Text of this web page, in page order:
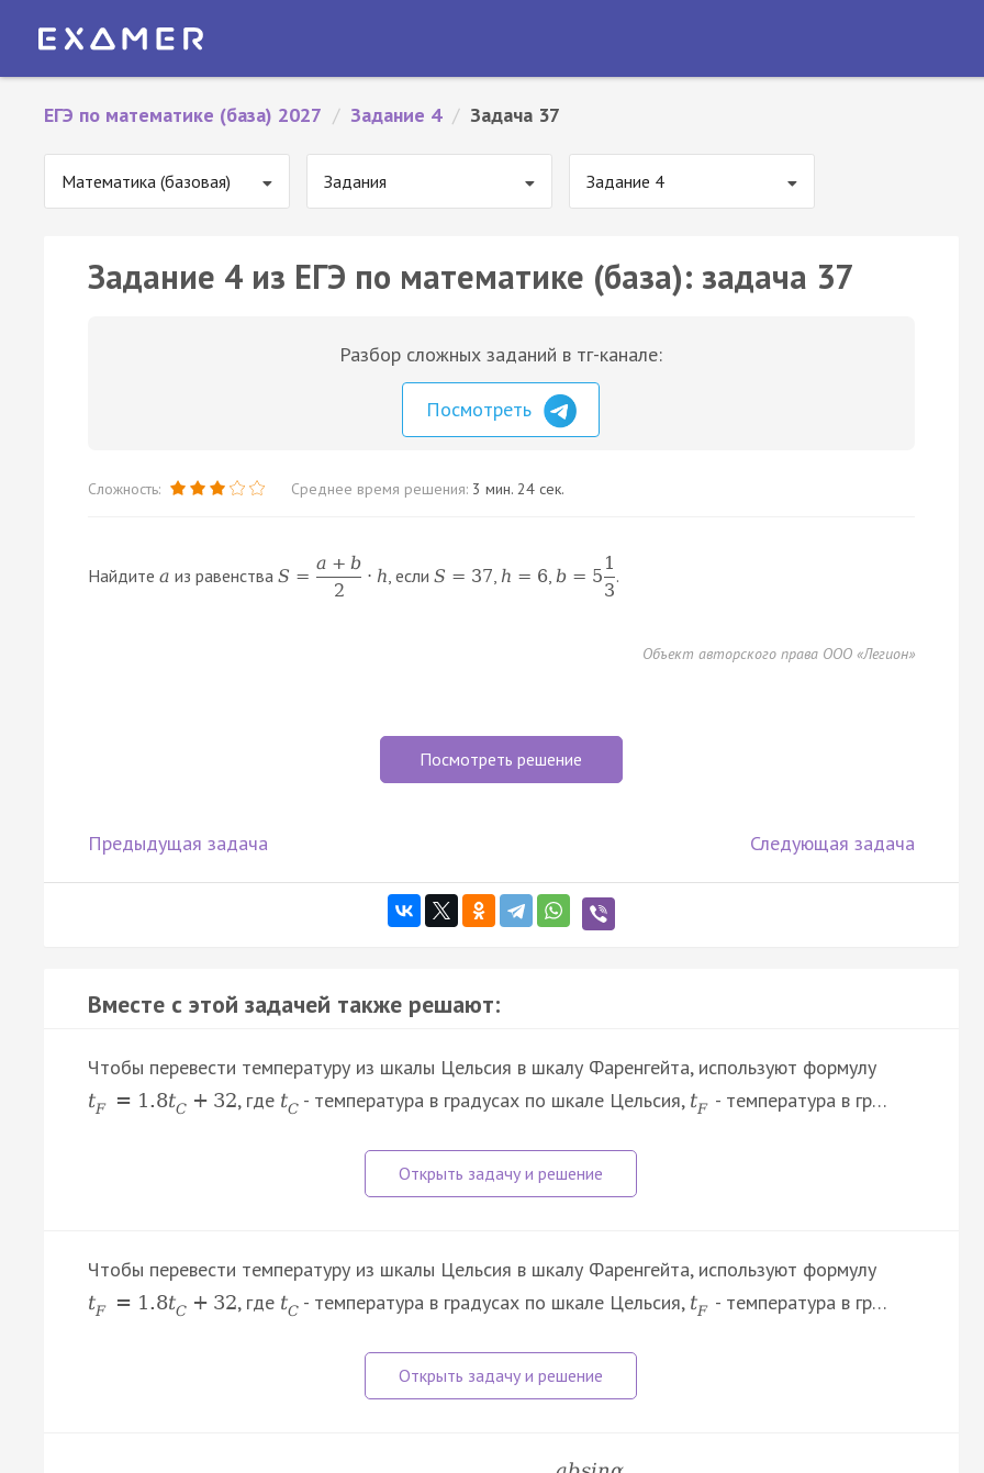
ЕГЭ по математике (база) 2027 / Задание 4 / Задача 37
Математика (базовая) Задания Задание 4
Задание 4 из ЕГЭ по математике (база): задача 37
Разбор сложных заданий в тг-канале:
Посмотреть
Сложность: Среднее время решения: 3 мин. 24 сек.
Найдите a из равенства S =
a + b
2
⋅ h , если S = 37 h = 6 b = 5
1
3
.
Объект авторского права ООО «Легион»
Посмотреть решение
Предыдущая задача Следующая задача
Вместе с этой задачей также решают:
Чтобы перевести температуру из шкалы Цельсия в шкалу Фаренгейта, используют формулу
tF = 1.8tC + 32, где tC- температура в градусах по шкале Цельсия, tF - температура в гр…
Чтобы перевести температуру из шкалы Цельсия в шкалу Фаренгейта, используют формулу
tF = 1.8tC + 32, где tC- температура в градусах по шкале Цельсия, tF - температура в гр…